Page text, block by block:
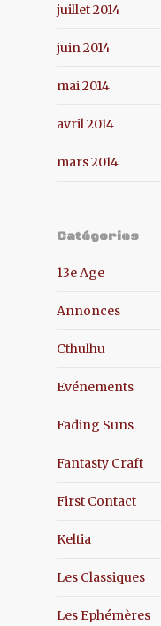
juillet 2014
juin 2014
mai 2014
avril 2014
mars 2014
Catégories
13e Age
Annonces
Cthulhu
Evénements
Fading Suns
Fantasty Craft
First Contact
Keltia
Les Classiques
Les Ephémères